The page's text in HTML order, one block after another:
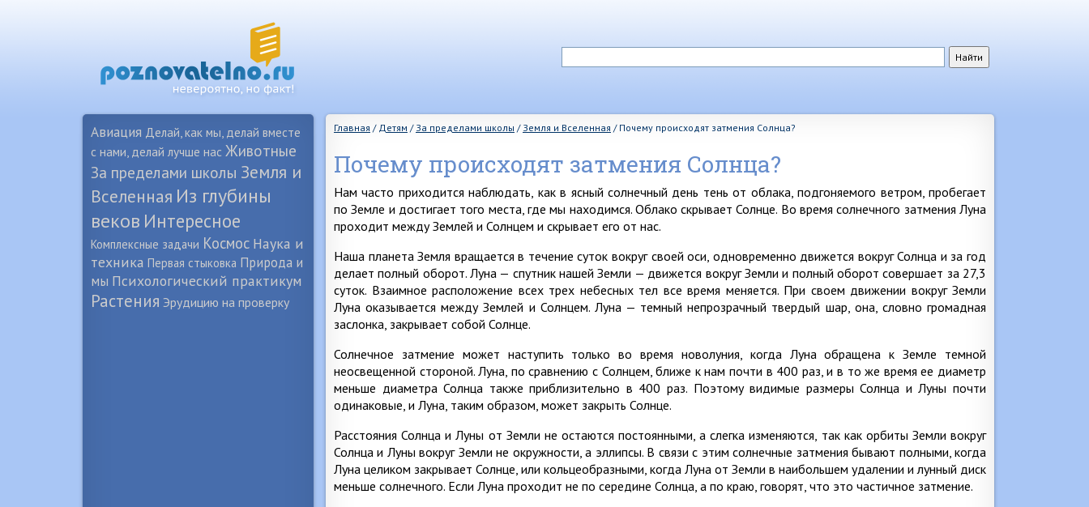
Авиация Делай, как мы, делай вместе
с нами, делай лучше нас Животные
За пределами школы Земля и
Вселенная Из глубины
веков Интересное
Комплексные задачи Космос Наука и
техника Первая стыковка Природа и
мы Психологический практикум
Растения Эрудицию на проверку
Главная / Детям / За пределами школы / Земля и Вселенная / Почему происходят затмения Солнца?
Почему происходят затмения Солнца?
Нам часто приходится наблюдать, как в ясный солнечный день тень от облака, подгоняемого ветром, пробегает
по Земле и достигает того места, где мы находимся. Облако скрывает Солнце. Во время солнечного затмения Луна
проходит между Землей и Солнцем и скрывает его от нас.
Наша планета Земля вращается в течение суток вокруг своей оси, одновременно движется вокруг Солнца и за год
делает полный оборот. Луна — спутник нашей Земли — движется вокруг Земли и полный оборот совершает за 27,3
суток. Взаимное расположение всех трех небесных тел все время меняется. При своем движении вокруг Земли
Луна оказывается между Землей и Солнцем. Луна — темный непрозрачный твердый шар, она, словно громадная
заслонка, закрывает собой Солнце.
Солнечное затмение может наступить только во время новолуния, когда Луна обращена к Земле темной
неосвещенной стороной. Луна, по сравнению с Солнцем, ближе к нам почти в 400 раз, и в то же время ее диаметр
меньше диаметра Солнца также приблизительно в 400 раз. Поэтому видимые размеры Солнца и Луны почти
одинаковые, и Луна, таким образом, может закрыть Солнце.
Расстояния Солнца и Луны от Земли не остаются постоянными, а слегка изменяются, так как орбиты Земли вокруг
Солнца и Луны вокруг Земли не окружности, а эллипсы. В связи с этим солнечные затмения бывают полными, когда
Луна целиком закрывает Солнце, или кольцеобразными, когда Луна от Земли в наибольшем удалении и лунный диск
меньше солнечного. Если Луна проходит не по середине Солнца, а по краю, говорят, что это частичное затмение.